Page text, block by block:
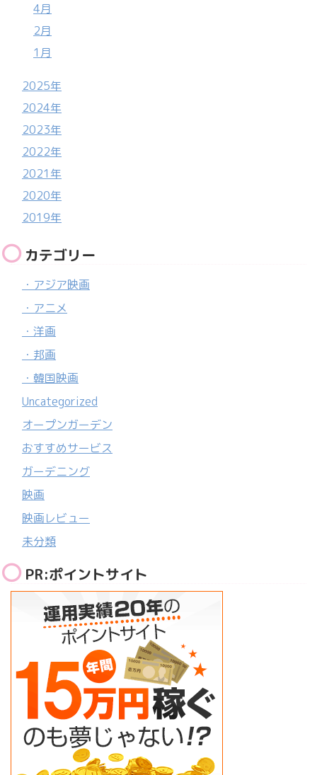
4月
2月
1月
2025年
2024年
2023年
2022年
2021年
2020年
2019年
カテゴリー
・アジア映画
・アニメ
・洋画
・邦画
・韓国映画
Uncategorized
オープンガーデン
おすすめサービス
ガーデニング
映画
映画レビュー
未分類
PR:ポイントサイト